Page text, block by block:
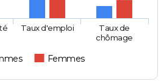
Femmes
Taux d'emploi
Taux de
chômage